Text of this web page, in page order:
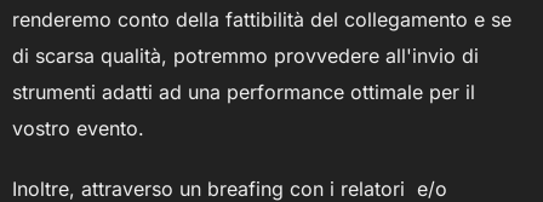
renderemo conto della fattibilità del collegamento e se
di scarsa qualità, potremmo provvedere all'invio di
strumenti adatti ad una performance ottimale per il
vostro evento.
Inoltre, attraverso un breafing con i relatori e/o